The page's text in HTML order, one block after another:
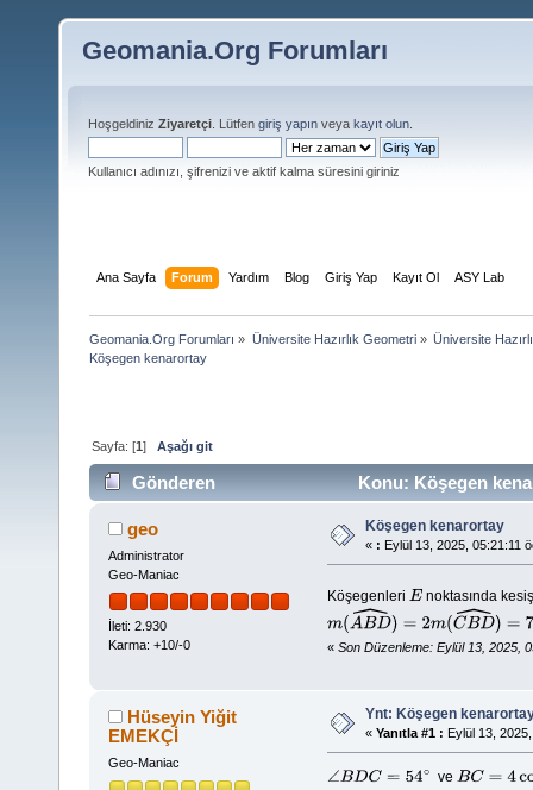
Geomania.Org Forumları
Hoşgeldiniz Ziyaretçi . Lütfen giriş yapın veya kayıt olun
Kullanıcı adınızı, şifrenizi ve aktif kalma süresini giriniz
Ana Sayfa Forum Yardım Blog Giriş Yap Kayıt Ol ASY Lab
Geomania.Org Forumları » Üniversite Hazırlık Geometri» Üniversite
Köşegen kenarortay
Sayfa: [1]Aşağı git
Gönderen Konu: Köşegen
geo
Administrator
Geo-Maniac
İleti: 2.930
Karma: +10/-0
Köşegen kenarortay
« : Eylül 13, 2025, 05:21:11
Köşegenleri E noktasında
m(ABD^)=2 m( CBD^)=72∘
« Son Düzenleme: Eylül 13, 2025,
Hüseyin Yiğit
EMEKÇİ
Geo-Maniac
Ynt: Köşegen
« Yanıtla #1 : Eylül 13,
∠BDC=54∘ ve BC= 4cos36